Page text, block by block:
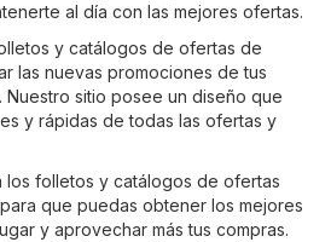
al día con las mejores ofertas.
y catálogos de ofertas de
las nuevas promociones de tus
Nuestro sitio posee un diseño que
y rápidas de todas las ofertas y
los folletos y catálogos de ofertas
que puedas obtener los mejores
y aprovechar más tus compras.